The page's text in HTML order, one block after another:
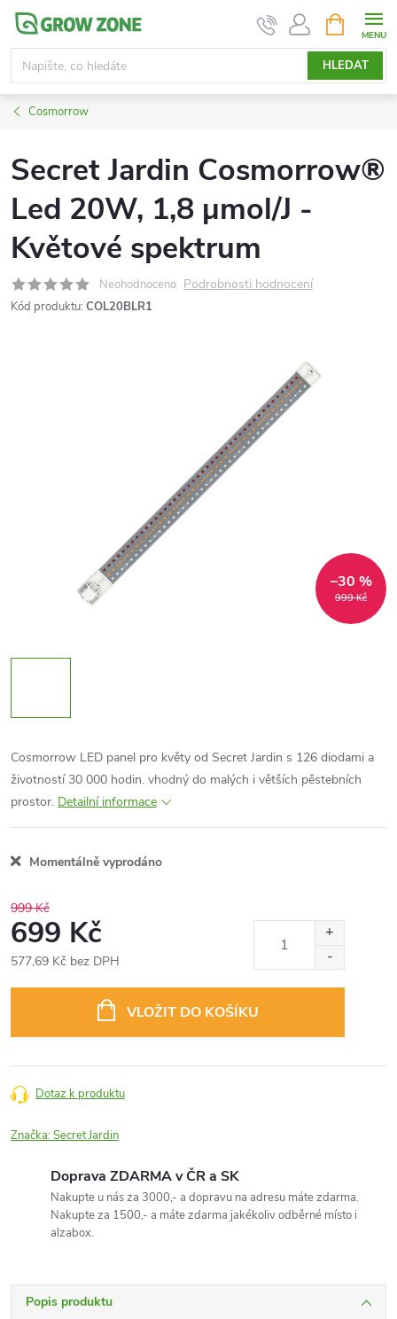
Přejít
obsah
HLEDAT
NÁKUPNÍ
KOŠÍK
Cosmorrow
Secret Jardin Cosmorrow®
Led 20W, 1,8 µmol/J -
Květové spektrum
Neohodnoceno Podrobnosti hodnocení
Kód produktu: COL20BLR1
999 Kč
–30 %
Cosmorrow LED panel pro květy od Secret Jardin s 126 diodami a
životností 30 000 hodin. vhodný do malých i větších pěstebních
prostor. Detailní informace
Momentálně vyprodáno
999 Kč
699 Kč
577,69 Kč bez DPH
VLOŽIT DO KOŠÍKU
Dotaz k produktu
Značka:Secret Jardin
Doprava ZDARMA v ČR a SK
Nakupte u nás za 3000,- a dopravu na adresu máte zdarma.
Nakupte za 1500,- a máte zdarma jakékoliv odběrné místo i
alzabox.
Popis produktu